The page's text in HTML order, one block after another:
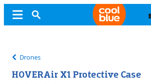
Drones
HOVERAir X1 Protective Case